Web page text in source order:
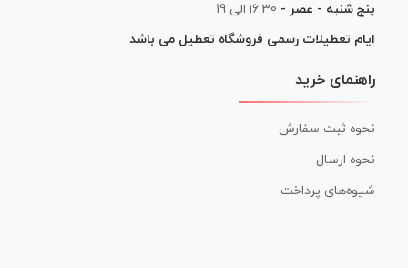
پنج شنبه - عصر - 16:30 الی 19
ایام تعطیلات رسمی فروشگاه تعطیل می باشد
راهنمای خرید
نحوه ثبت سفارش
نحوه ارسال
شیوه‌های پرداخت